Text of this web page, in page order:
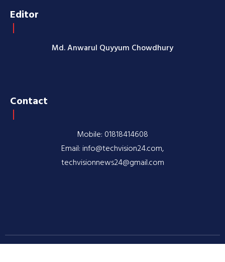
Editor
Md. Anwarul Quyyum Chowdhury
Contact
Mobile: 01818414608
Email: info@techvision24.com,
techvisionnews24@gmail.com